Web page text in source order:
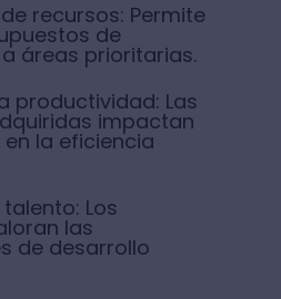
recursos: Permite
de
áreas prioritarias.
productividad: Las
impactan
la eficiencia
Los
las
de desarrollo